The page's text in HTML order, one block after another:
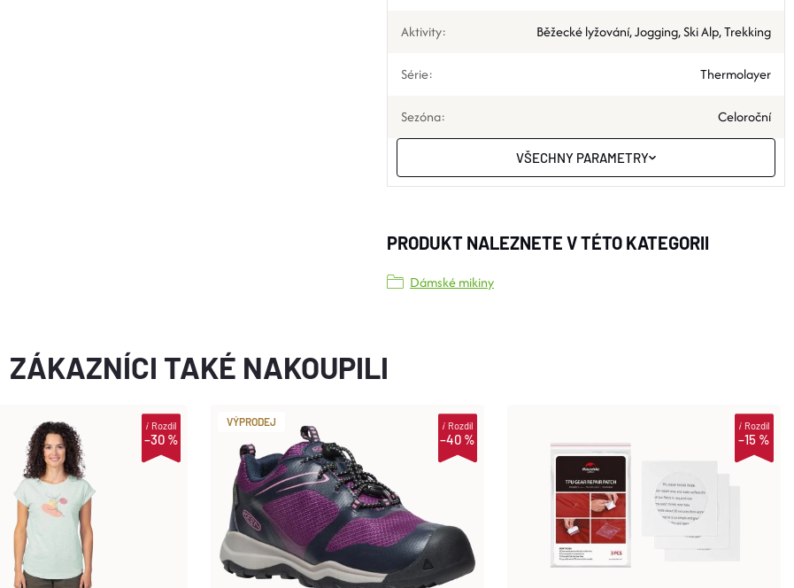
Aktivity: Běžecké lyžování, Jogging, Ski Alp, Trekking
Série: Thermolayer
Sezóna: Celoroční
VŠECHNY PARAMETRY
PRODUKT NALEZNETE V TÉTO KATEGORII
Dámské mikiny
ZÁKAZNÍCI TAKÉ NAKOUPILI
–30 %
iRozdíl VÝPRODEJ
–40 %
iRozdíl
–15 %
iRozdíl